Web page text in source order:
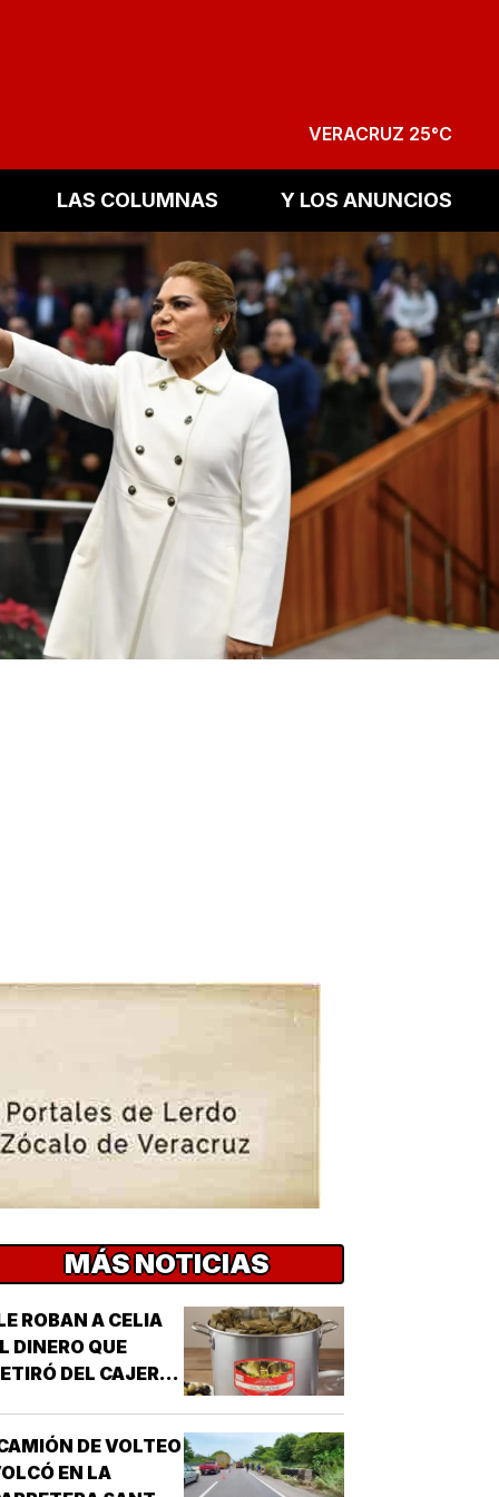
VERACRUZ 25°C
LAS COLUMNAS Y LOS ANUNCIOS
MÁS NOTICIAS
ROBAN A CELIA
DINERO QUE
DEL CAJERO
DE VOLTEO
EN LA